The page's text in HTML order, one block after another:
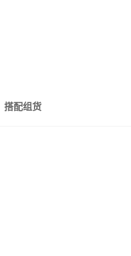
搭配组货